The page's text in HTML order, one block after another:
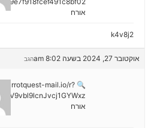
אורח
k4v8j2
אוקטובר 27, 2024 בשעה 8:02 am הגב
mail.io/r?
אורח